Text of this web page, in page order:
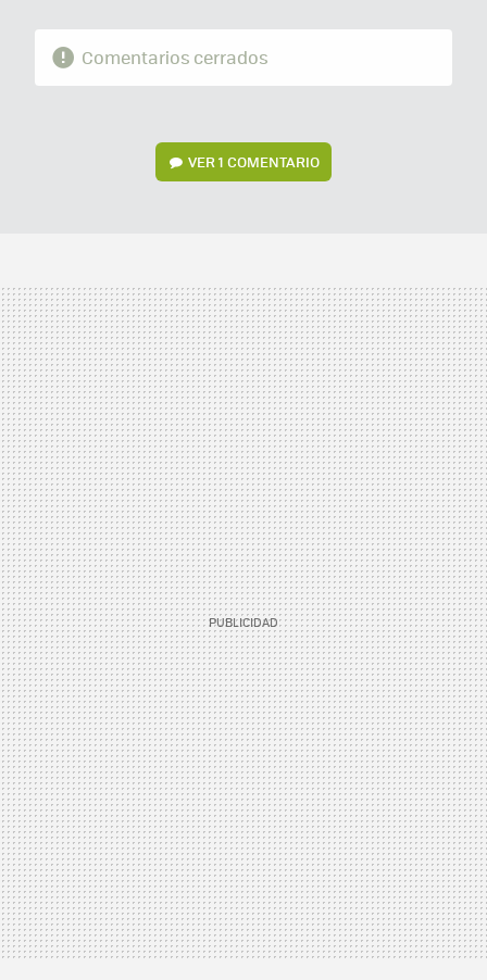
Comentarios cerrados
VER1 COMENTARIO